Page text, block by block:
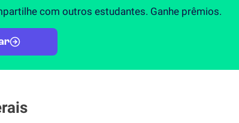
com outros estudantes. Ganhe prêmios.